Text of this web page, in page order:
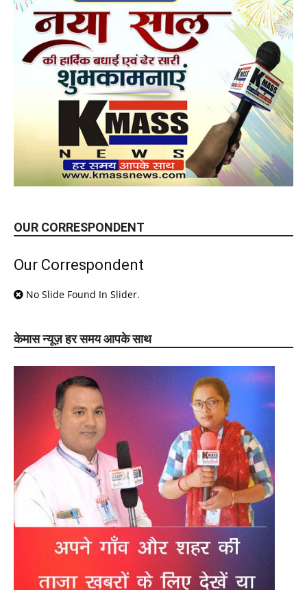
OUR CORRESPONDENT
Our Correspondent
No Slide Found In Slider.
केमास न्यूज़ हर समय आपके साथ